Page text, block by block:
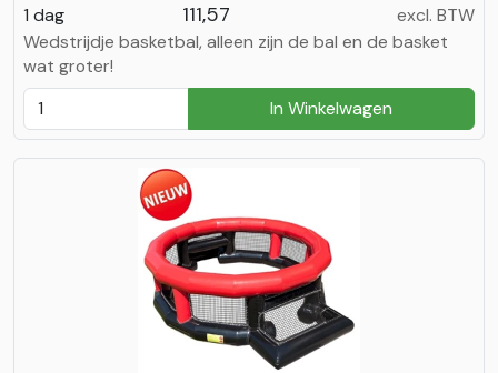
1 dag
111,57
excl. BTW
Wedstrijdje basketbal, alleen zijn de bal en de basket
wat groter!
In Winkelwagen